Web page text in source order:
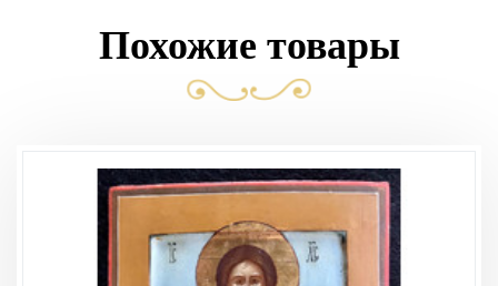
Похожие товары